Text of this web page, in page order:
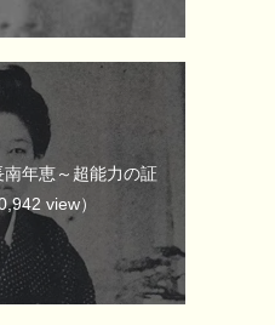
南年恵～超能力の証
view）